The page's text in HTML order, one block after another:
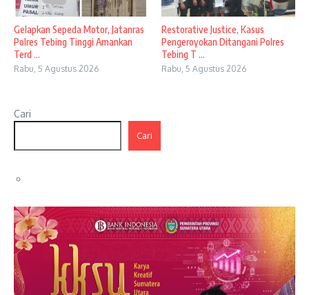
Gelapkan Sepeda Motor, Jatanras
Polres Tebing Tinggi Amankan
Terd ...
Rabu, 5 Agustus 2026
Restorative Justice, Kasus
Pengeroyokan Ditangani Polres
Tebing T ...
Rabu, 5 Agustus 2026
Cari
Cari